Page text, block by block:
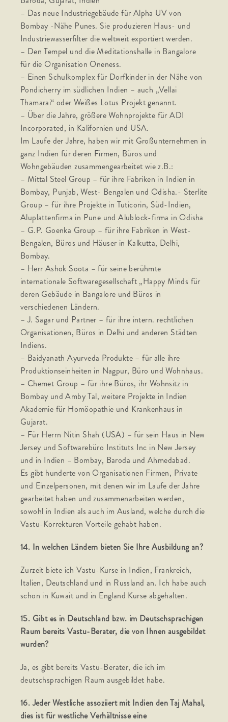
– Das neue Industriegebäude für Alpha UV von
Bombay -Nähe Punes. Sie produzieren Haus- und
Industriewasserfilter die weltweit exportiert werden.
– Den Tempel und die Meditationshalle in Bangalore
für die Organisation Oneness.
– Einen Schulkomplex für Dorfkinder in der Nähe von
Pondicherry im südlichen Indien – auch „Vellai
Thamarai“ oder Weißes Lotus Projekt genannt.
– Über die Jahre, größere Wohnprojekte für ADI
Incorporated, in Kalifornien und USA.
Im Laufe der Jahre, haben wir mit Großunternehmen in
ganz Indien für deren Firmen, Büros und
Wohngebäuden zusammengearbeitet wie z.B.:
– Mittal Steel Group – für ihre Fabriken in Indien in
Bombay, Punjab, West- Bengalen und Odisha.- Sterlite
Group – für ihre Projekte in Tuticorin, Süd-Indien,
Aluplattenfirma in Pune und Alublock-firma in Odisha
– G.P. Goenka Group – für ihre Fabriken in West-
Bengalen, Büros und Häuser in Kalkutta, Delhi,
Bombay.
– Herr Ashok Soota – für seine berühmte
internationale Softwaregesellschaft „Happy Minds für
deren Gebäude in Bangalore und Büros in
verschiedenen Ländern.
– J. Sagar und Partner – für ihre intern. rechtlichen
Organisationen, Büros in Delhi und anderen Städten
Indiens.
– Baidyanath Ayurveda Produkte – für alle ihre
Produktionseinheiten in Nagpur, Büro und Wohnhaus.
– Chemet Group – für ihre Büros, ihr Wohnsitz in
Bombay und Amby Tal, weitere Projekte in Indien
Akademie für Homöopathie und Krankenhaus in
Gujarat.
– Für Herrn Nitin Shah (USA) – für sein Haus in New
Jersey und Softwarebüro Instituts Inc in New Jersey
und in Indien – Bombay, Baroda und Ahmedabad.
Es gibt hunderte von Organisationen Firmen, Private
und Einzelpersonen, mit denen wir im Laufe der Jahre
gearbeitet haben und zusammenarbeiten werden,
sowohl in Indien als auch im Ausland, welche durch die
Vastu-Korrekturen Vorteile gehabt haben.
14. In welchen Ländern bieten Sie Ihre Ausbildung an?
Zurzeit biete ich Vastu-Kurse in Indien, Frankreich,
Italien, Deutschland und in Russland an. Ich habe auch
schon in Kuwait und in England Kurse abgehalten.
15. Gibt es in Deutschland bzw. im Deutschsprachigen
Raum bereits Vastu-Berater, die von Ihnen ausgebildet
wurden?
Ja, es gibt bereits Vastu-Berater, die ich im
deutschsprachigen Raum ausgebildet habe.
16. Jeder Westliche assoziiert mit Indien den Taj Mahal,
dies ist für westliche Verhältnisse eine